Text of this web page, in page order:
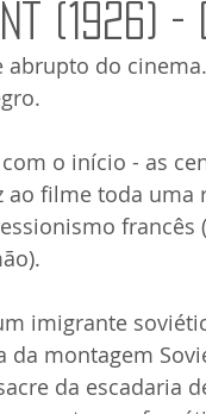
(1926)
do
o início - as
ao filme toda
imigrante
da montagem
da escadaria